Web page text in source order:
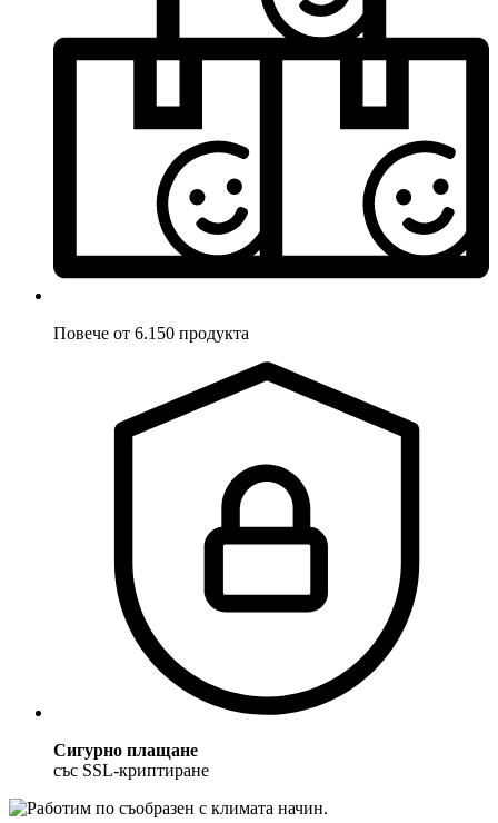
Повече от 6.150 продукта
Сигурно плащане
със SSL-криптиране